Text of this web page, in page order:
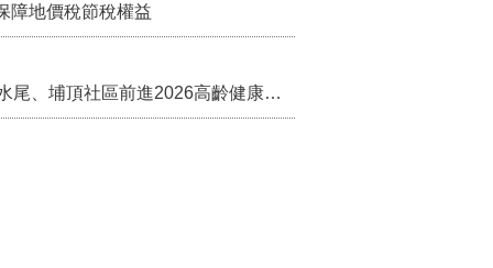
障地價稅節稅權益
苗栗農村綠色照顧成果登上全國舞台！ 後龍水尾、埔頂社區前進2026高齡健康產業博覽會